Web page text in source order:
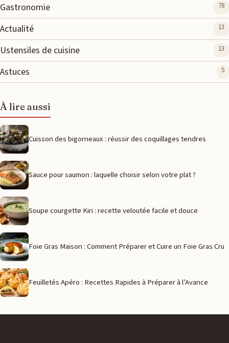
Gastronomie 78
Actualité 13
Ustensiles de cuisine 13
Astuces 5
À lire aussi
Cuisson des bigorneaux : réussir des coquillages tendres
Sauce pour saumon : laquelle choisir selon votre plat ?
Soupe courgette Kiri : recette veloutée facile et douce
Foie Gras Maison : Comment Préparer et Cuire un Foie Gras Cru
Feuilletés Apéro : Recettes Rapides à Préparer à l’Avance